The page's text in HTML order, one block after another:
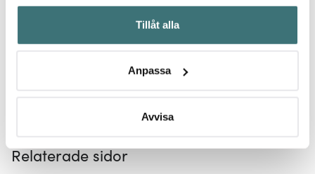
Samla in information om din geografiska plats som
kan ha en noggrannhet på upp till flera meter
Identifiera din enhet genom att aktivt skanna den för
Ta reda på mer om hur dina personliga uppgifter
Du kan ändra eller dra tillbaka ditt samtycke när som
Vi använder cookies för att innehållet och annonserna
Tillåt alla
Anpassa
Avvisa
Låt dig inspireras av våra kunder
Relaterade sidor